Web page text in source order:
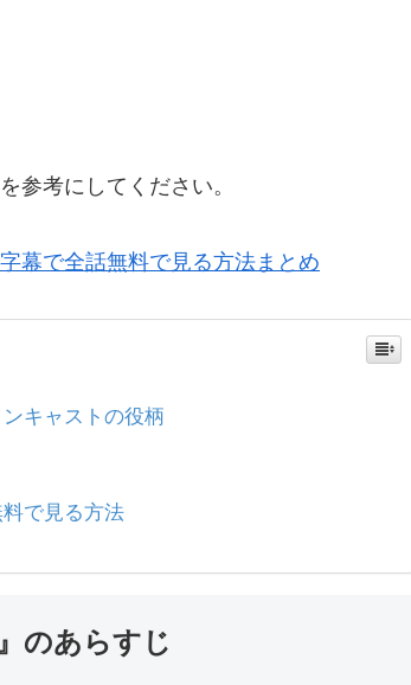
参考にしてください。
幕で全話無料で見る方法まとめ
キャストの役柄
で見る方法
のあらすじ